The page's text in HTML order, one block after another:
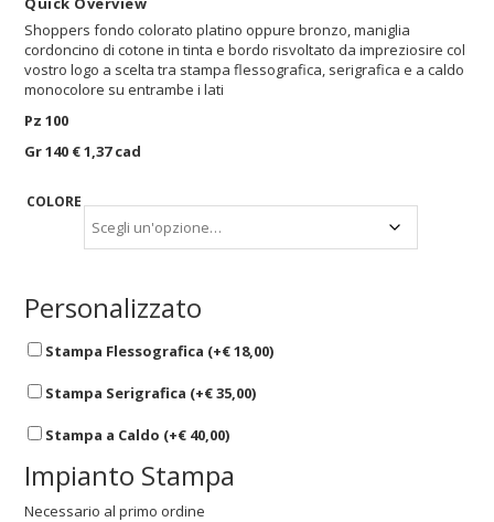
Shoppers fondo colorato platino oppure bronzo, maniglia
cordoncino di cotone in tinta e bordo risvoltato da impreziosire col
vostro logo a scelta tra stampa flessografica, serigrafica e a caldo
monocolore su entrambe i lati
Pz 100
Gr 140 € 1,37 cad
COLORE
Personalizzato
Stampa Flessografica (+€18,00)
Stampa Serigrafica (+€35,00)
Stampa a Caldo (+€ 40,00)
Impianto Stampa
Necessario al primo ordine